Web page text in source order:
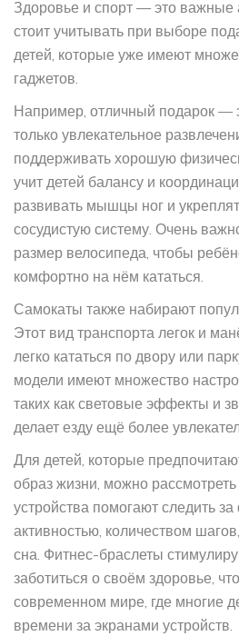
Здоровье и спорт — это важные
стоит учитывать при выборе
детей, которые уже имеют
гаджетов.
Например, отличный подарок —
только увлекательное
поддерживать хорошую
учит детей балансу и
развивать мышцы ног и
сосудистую систему. Очень
размер велосипеда, чтобы
комфортно на нём кататься.
Самокаты также набирают
Этот вид транспорта легок и
легко кататься по двору или
модели имеют множество
таких как световые эффекты и
делает езду ещё более
Для детей, которые
образ жизни, можно
устройства помогают следить
активностью, количеством
сна. Фитнес-браслеты
заботиться о своём здоровье,
современном мире, где многие
времени за экранами устройств.